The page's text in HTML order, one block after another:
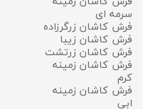
سرمه ای
فرش کاشان زرگرزاده
فرش کاشان زیبا
فرش کاشان زرتشت
فرش کاشان زمینه
کرم
فرش کاشان زمینه
ابی